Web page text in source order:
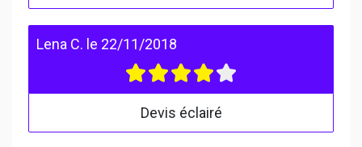
Lena C. le 22/11/2018
Devis éclairé